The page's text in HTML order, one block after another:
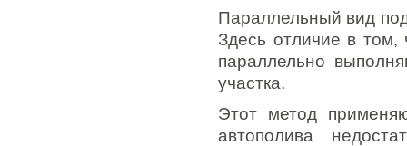
Параллельный вид
Здесь отличие в том,
параллельно
участка.
Этот метод
автополива